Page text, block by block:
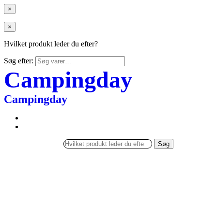
×
×
Hvilket produkt leder du efter?
Søg efter:
Campingday
Campingday
Søg